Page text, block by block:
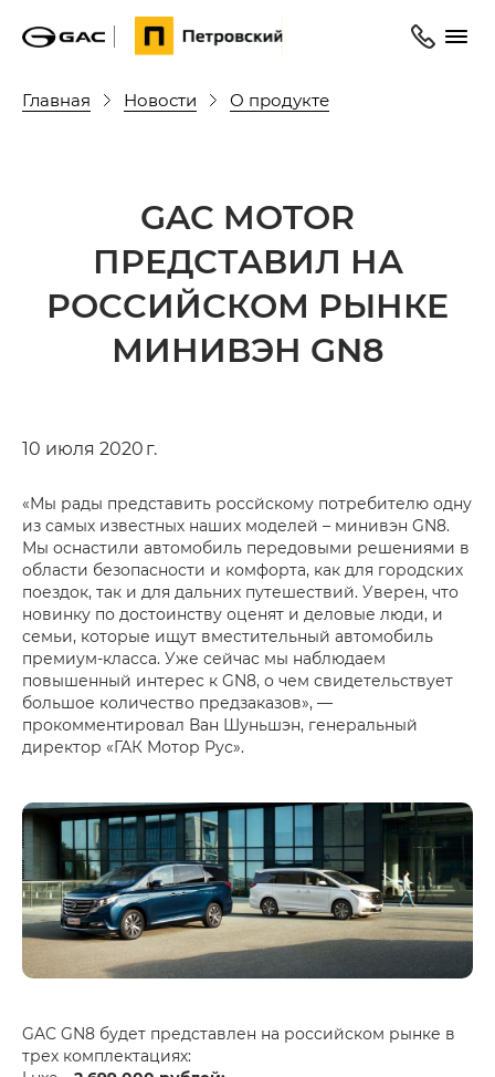
Главная Новости О продукте
GAC MOTOR
ПРЕДСТАВИЛ НА
РОССИЙСКОМ РЫНКЕ
МИНИВЭН GN8
10 июля 2020 г.
«Мы рады представить россйскому потребителю одну
из самых известных наших моделей – минивэн GN8.
Мы оснастили автомобиль передовыми решениями в
области безопасности и комфорта, как для городских
поездок, так и для дальних путешествий. Уверен, что
новинку по достоинству оценят и деловые люди, и
семьи, которые ищут вместительный автомобиль
премиум-класса. Уже сейчас мы наблюдаем
повышенный интерес к GN8, о чем свидетельствует
большое количество предзаказов», —
прокомментировал Ван Шуньшэн, генеральный
директор «ГАК Мотор Рус».
GAC GN8 будет представлен на российском рынке в
трех комплектациях: